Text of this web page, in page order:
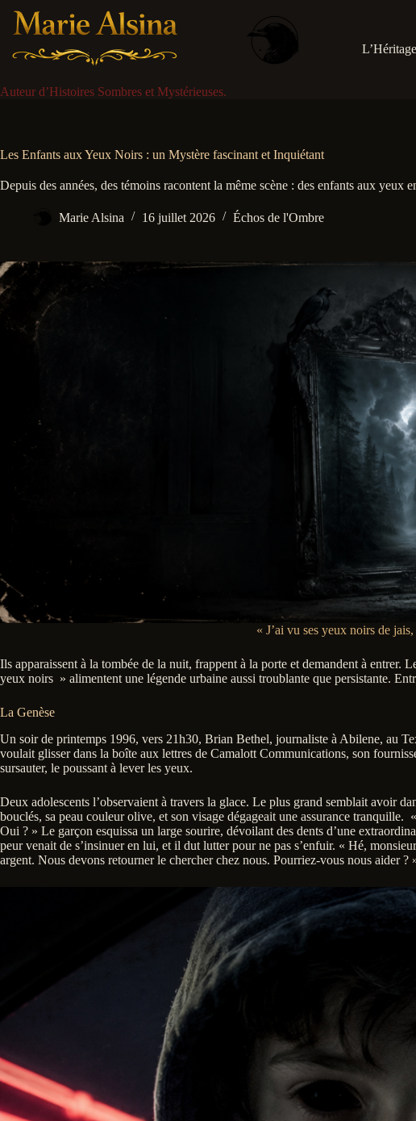
contenu
Auteur d’Histoires Sombres et Mystérieuses.
Les Enfants aux Yeux Noirs : un Mystère fascinant et Inquiétant
Depuis des années, des témoins racontent la même scène : des enfants aux
Marie Alsina 16 juillet 2026 Échos de l'Ombre
« J’ai vu ses yeux noirs de
Ils apparaissent à la tombée de la nuit, frappent à la porte et demandent à
yeux noirs » alimentent une légende urbaine aussi troublante que persistante.
La Genèse
Un soir de printemps 1996, vers 21h30, Brian Bethel, journaliste à Abilene, au
voulait glisser dans la boîte aux lettres de Camalott Communications, son
sursauter, le poussant à lever les yeux.
Deux adolescents l’observaient à travers la glace. Le plus grand semblait avoir
bouclés, sa peau couleur olive, et son visage dégageait une assurance
Oui ? » Le garçon esquissa un large sourire, dévoilant des dents d’une
peur venait de s’insinuer en lui, et il dut lutter pour ne pas s’enfuir. « Hé,
argent. Nous devons retourner le chercher chez nous. Pourriez-vous nous aider ?